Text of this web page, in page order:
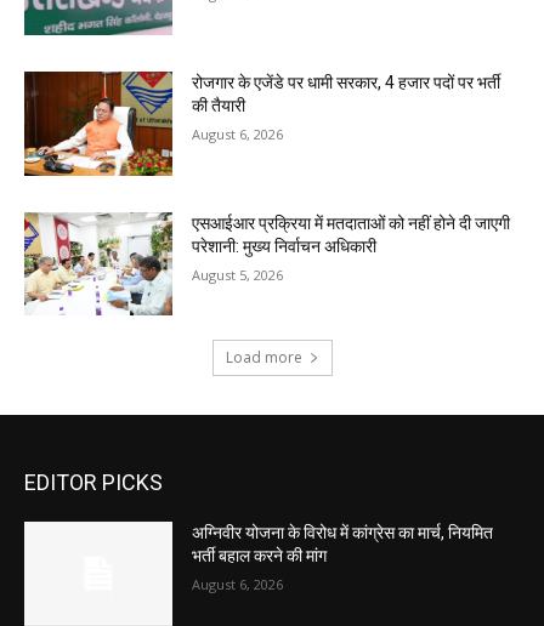
रोजगार के एजेंडे पर धामी सरकार, 4 हजार पदों पर भर्ती
की तैयारी
August 6, 2026
एसआईआर प्रक्रिया में मतदाताओं को नहीं होने दी जाएगी
परेशानी: मुख्य निर्वाचन अधिकारी
August 5, 2026
Load more
EDITOR PICKS
अग्निवीर योजना के विरोध में कांग्रेस का मार्च, नियमित
भर्ती बहाल करने की मांग
August 6, 2026